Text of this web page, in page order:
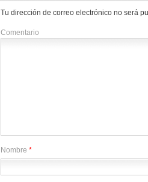
Tu dirección de correo electrónico no será
Comentario
Nombre *